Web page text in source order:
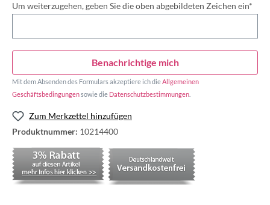
Um weiterzugehen, geben Sie die oben abgebildeten Zeichen ein*
Benachrichtige mich
Mit dem Absenden des Formulars akzeptiere ich dieAllgemeinen
Geschäftsbedingungensowie die Datenschutzbestimmungen
Zum Merkzettel hinzufügen
Produktnummer: 10214400